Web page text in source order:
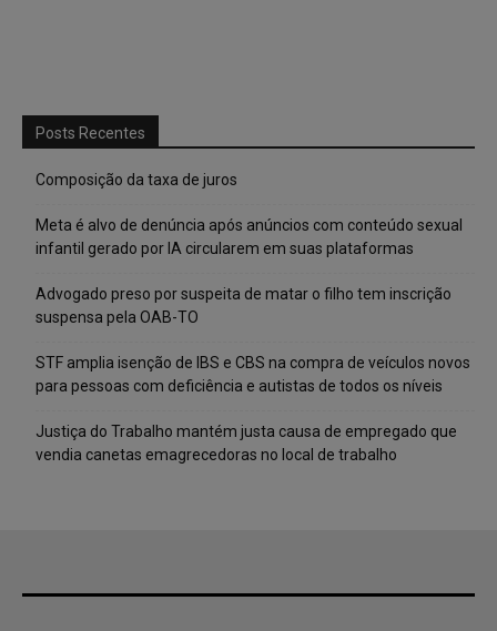
Posts Recentes
Composição da taxa de juros
Meta é alvo de denúncia após anúncios com conteúdo sexual
infantil gerado por IA circularem em suas plataformas
Advogado preso por suspeita de matar o filho tem inscrição
suspensa pela OAB-TO
STF amplia isenção de IBS e CBS na compra de veículos novos
para pessoas com deficiência e autistas de todos os níveis
Justiça do Trabalho mantém justa causa de empregado que
vendia canetas emagrecedoras no local de trabalho